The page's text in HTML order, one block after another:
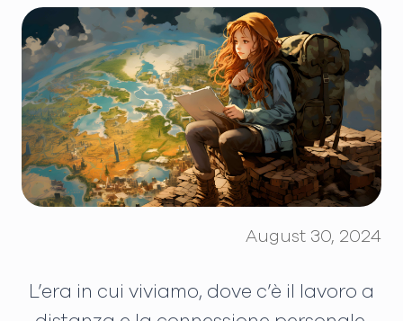
August 30, 2024
L’era in cui viviamo, dove c’è il lavoro a